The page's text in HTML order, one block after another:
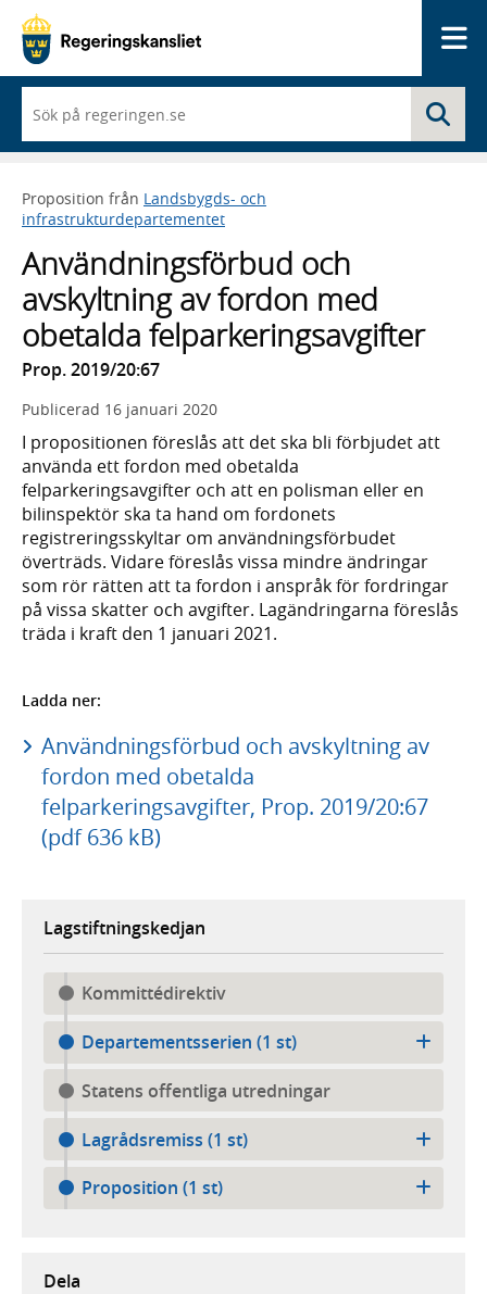
du
börjar
skriva
framträder
en
med
sökförslag
Proposition från Landsbygds- och
infrastrukturdepartementet
Användningsförbud och
avskyltning av fordon med
obetalda felparkeringsavgifter
Prop. 2019/20:67
Publicerad 16 januari 2020
I propositionen föreslås att det ska bli förbjudet att
använda ett fordon med obetalda
felparkeringsavgifter och att en polisman eller en
bilinspektör ska ta hand om fordonets
registreringsskyltar om användningsförbudet
överträds. Vidare föreslås vissa mindre ändringar
som rör rätten att ta fordon i anspråk för fordringar
på vissa skatter och avgifter. Lagändringarna föreslås
träda i kraft den 1 januari 2021.
Ladda ner:
Användningsförbud och avskyltning av
fordon med obetalda
felparkeringsavgifter, Prop. 2019/20:67
(pdf 636 kB)
Lagstiftningskedjan
Kommittédirektiv
Departementsserien (1 st)
Statens offentliga utredningar
Lagrådsremiss (1 st)
Proposition (1 st)
Dela